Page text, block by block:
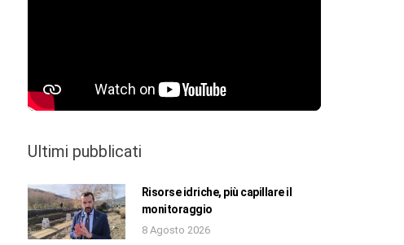
Ultimi pubblicati
Risorse idriche, più capillare il
monitoraggio
8 Agosto 2026